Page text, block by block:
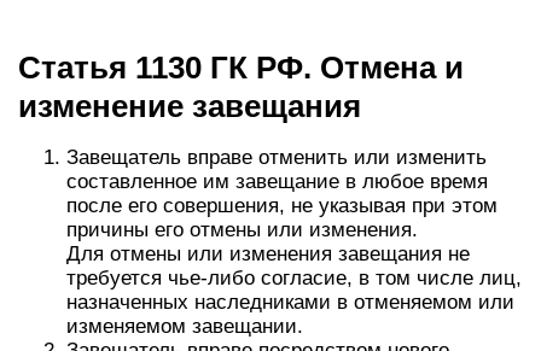
Статья 1130 ГК РФ. Отмена и
изменение завещания
Завещатель вправе отменить или изменить
составленное им завещание в любое время
после его совершения, не указывая при этом
причины его отмены или изменения.
Для отмены или изменения завещания не
требуется чье-либо согласие, в том числе лиц,
назначенных наследниками в отменяемом или
изменяемом завещании.